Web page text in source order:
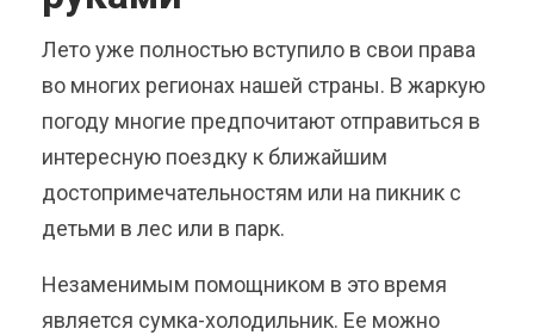
Лето уже полностью вступило в свои права
во многих регионах нашей страны. В жаркую
погоду многие предпочитают отправиться в
интересную поездку к ближайшим
достопримечательностям или на пикник с
детьми в лес или в парк.
Незаменимым помощником в это время
является сумка-холодильник. Ее можно